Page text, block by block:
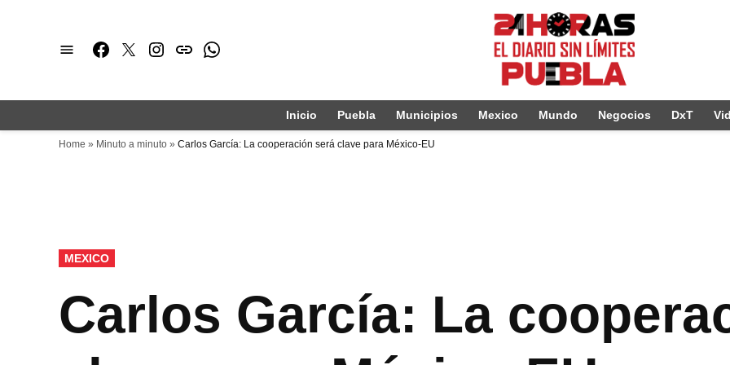
Facebook
TwitterInstagram
issuuWhatsapp
Inicio Puebla Municipios Mexico Mundo Negocios DxT
Home » Minuto a minuto » Carlos García: La cooperación será clave para México-EU
PUBLICADO
EN
MEXICO
Carlos García: La